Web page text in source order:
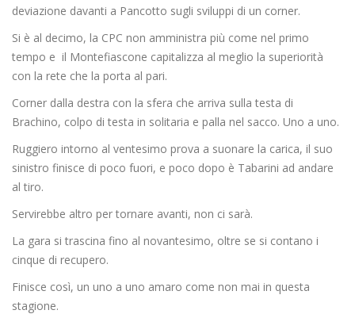
deviazione davanti a Pancotto sugli sviluppi di un corner.
Si è al decimo, la CPC non amministra più come nel primo
tempo e il Montefiascone capitalizza al meglio la superiorità
con la rete che la porta al pari.
Corner dalla destra con la sfera che arriva sulla testa di
Brachino, colpo di testa in solitaria e palla nel sacco. Uno a uno.
Ruggiero intorno al ventesimo prova a suonare la carica, il suo
sinistro finisce di poco fuori, e poco dopo è Tabarini ad andare
al tiro.
Servirebbe altro per tornare avanti, non ci sarà.
La gara si trascina fino al novantesimo, oltre se si contano i
cinque di recupero.
Finisce così, un uno a uno amaro come non mai in questa
stagione.